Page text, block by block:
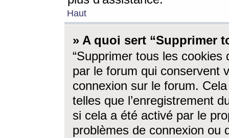
Haut
» A quoi sert “Supprimer
“Supprimer tous les cookies
par le forum qui conservent
connexion sur le forum.
telles que l’enregistrement
si cela a été activé par le
problèmes de connexion ou